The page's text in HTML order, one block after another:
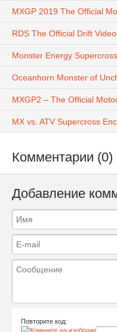
MXGP 2019 The Official
RDS The Official Drift
Monster Energy
Oceanhorn Monster of
MXGP2 – The Official
MX vs. ATV Supercross
Комментарии (0)
Добавление
Повторите код: